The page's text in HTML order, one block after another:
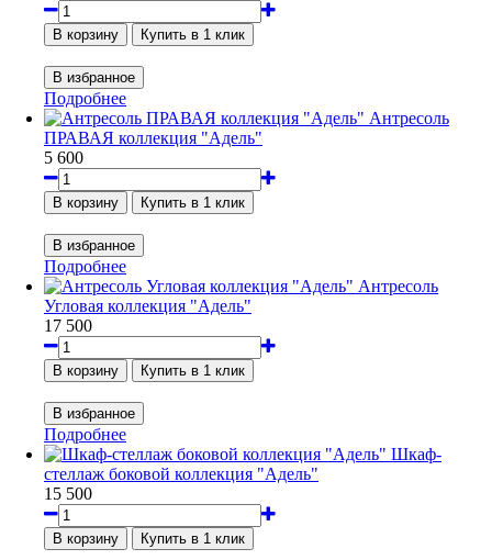
Подробнее
Антресоль
ПРАВАЯ коллекция "Адель"
5 600
Подробнее
Антресоль
Угловая коллекция "Адель"
17 500
Подробнее
Шкаф-
стеллаж боковой коллекция "Адель"
15 500